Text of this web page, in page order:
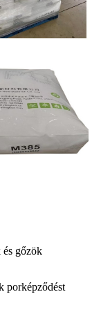
és gőzök
porképződést